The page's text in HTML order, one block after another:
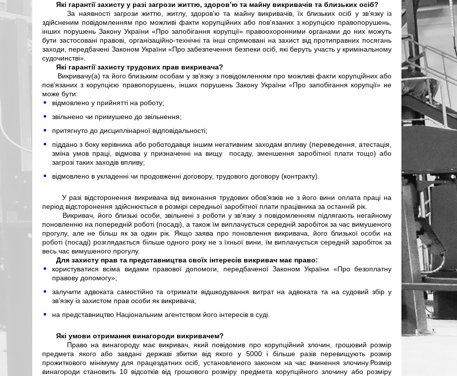
Які гарантії захисту у разі загрози життю, здоров’ю та майну викривачів та близьких осіб?
За наявності загрози життю, житлу, здоров’ю та майну викривачів, їх близьких осіб у зв’язку із
здійсненим повідомленням про можливі факти корупційних або пов’язаних з корупцією правопорушень,
інших порушень Закону України «Про запобігання корупції» правоохоронними органами до них можуть
бути застосовані правові, організаційно-технічні та інші спрямовані на захист від протиправних посягань
заходи, передбачені Законом України «Про забезпечення безпеки осіб, які беруть участь у кримінальному
судочинстві».
Які гарантії захисту трудових прав викривача?
Викривачу(а) та його близьким особам у зв’язку з повідомленням про можливі факти корупційних або
пов’язаних з корупцією правопорушень, інших порушень Закону України «Про запобігання корупції» не
може бути:
відмовлено у прийнятті на роботу;
звільнено чи примушено до звільнення;
притягнуто до дисциплінарної відповідальності;
піддано з боку керівника або роботодавця іншим негативним заходам впливу (переведення, атестація,
зміна умов праці, відмова у призначенні на вищу посаду, зменшення заробітної плати тощо) або
загрозі таких заходів впливу;
відмовлено в укладенні чи продовженні договору, трудового договору (контракту).
У разі відсторонення викривача від виконання трудових обов’язків не з його вини оплата праці на
період відсторонення здійснюється в розмірі середньої заробітної плати працівника за останній рік.
Викривач, його близькі особи, звільнені з роботи у зв’язку з повідомленням підлягають негайному
поновленню на попередній роботі (посаді), а також їм виплачується середній заробіток за час вимушеного
прогулу, але не більш як за один рік. Якщо заява про поновлення викривача, його близької особи на
роботі (посаді) розглядається більше одного року не з їхньої вини, їм виплачується середній заробіток за
весь час вимушеного прогулу.
Для захисту прав та представництва своїх інтересів викривач має право:
користуватися всіма видами правової допомоги, передбаченої Законом України «Про безоплатну
правову допомогу»;
залучити адвоката самостійно та отримати відшкодування витрат на адвоката та на судовий збір у
зв’язку із захистом прав особи як викривача;
на представництво Національним агентством його інтересів в суді.
Які умови отримання винагороди викривачем?
Право на винагороду має викривач, який повідомив про корупційний злочин, грошовий розмір
предмета якого або завдані державі збитки від якого у 5000 і більше разів перевищують розмір
прожиткового мінімуму для працездатних осіб, установленого законом на час вчинення злочину.Розмір
винагороди становить 10 відсотків від грошового розміру предмета корупційного злочину або розміру